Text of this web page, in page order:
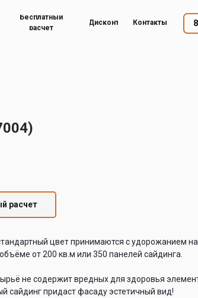
Бесплатный
расчет
Контакты
Дисконт
расчет
цвет принимаются с удорожанием
от 200 кв.м или 350 панелей сайдинга.
не содержит вредных для здоровья
сайдинг придаст фасаду эстетичный вид!